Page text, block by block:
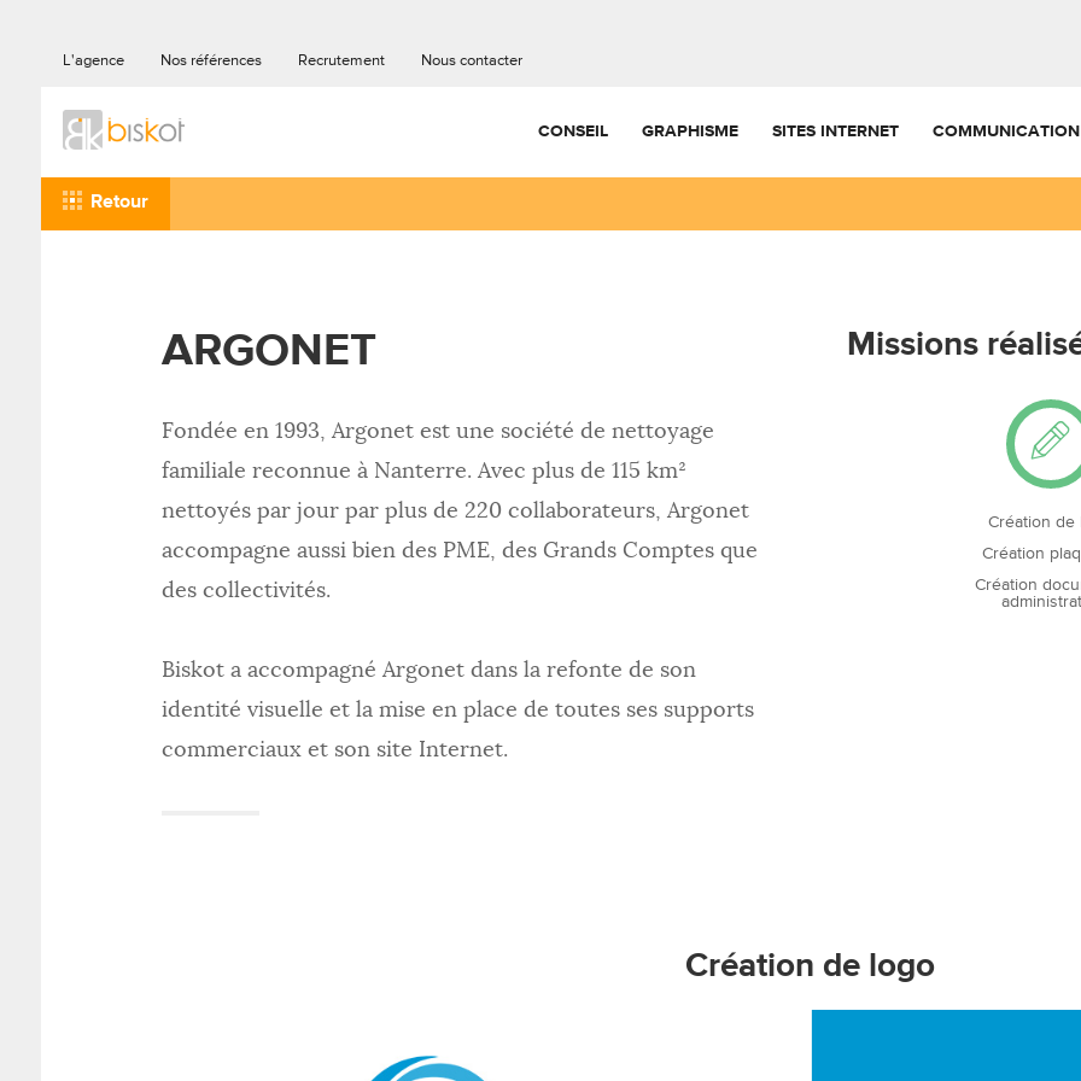
L'agence Nos références Recrutement Nous contacter
CONSEIL GRAPHISME SITES INTERNET COMMUNICATION
Retour
ARGONET
Fondée en 1993, Argonet est une société de nettoyage
familiale reconnue à Nanterre. Avec plus de 115 km²
nettoyés par jour par plus de 220 collaborateurs, Argonet
accompagne aussi bien des PME, des Grands Comptes que
des collectivités.
Biskot a accompagné Argonet dans la refonte de son
identité visuelle et la mise en place de toutes ses supports
commerciaux et son site Internet.
Missions
Création de
Création
Création
Création de logo